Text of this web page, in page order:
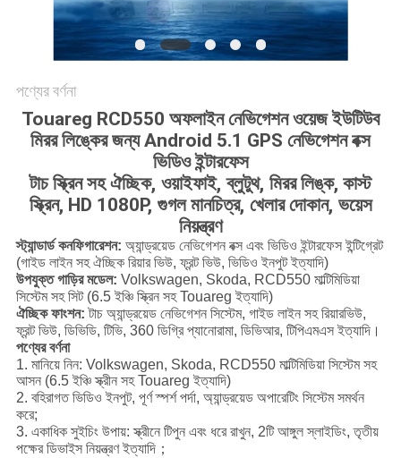
পণ্যের বর্ণনা
Touareg RCD550 অফলাইন নেভিগেশন ওয়েজ ইউটিউব
মিরর লিঙ্কের জন্য Android 5.1 GPS নেভিগেশন বক্স
ভিডিও ইন্টারফেস
টাচ স্ক্রিন সহ ঐচ্ছিক, ওয়াইফাই, ব্লুটুথ, মিরর লিঙ্ক, কাস্ট
স্ক্রিন, HD 1080P, গুগল মানচিত্র, খেলার দোকান, ভয়েস
নিয়ন্ত্রণ
স্ট্যান্ডার্ড কনফিগারেশন: অ্যান্ড্রয়েড নেভিগেশন বক্স এবং ভিডিও ইন্টারফেস ইন্টিগ্রেট
(গাইড লাইন সহ ঐচ্ছিক রিয়ার ভিউ, ফ্রন্ট ভিউ, ভিডিও ইনপুট ইত্যাদি)
উপযুক্ত গাড়ির মডেল: Volkswagen, Skoda, RCD550 মাল্টিমিডিয়া
সিস্টেম সহ সিট (6.5 ইঞ্চি স্ক্রিন সহ Touareg ইত্যাদি)
ঐচ্ছিক ফাংশন:টাচ অ্যান্ড্রয়েড নেভিগেশন সিস্টেম, গাইড লাইন সহ রিয়ারভিউ,
ফ্রন্ট ভিউ, ডিভিডি, টিভি, 360 ডিগ্রি প্যানোরামা, ডিভিআর, টিপিএমএস ইত্যাদি।
পণ্যের বর্ণনা
1. মানিয়ে নিন: Volkswagen, Skoda, RCD550 মাল্টিমিডিয়া সিস্টেম সহ
আসন (6.5 ইঞ্চি স্ক্রীন সহ Touareg ইত্যাদি)
2. বহিরাগত ভিডিও ইনপুট, পূর্ণ স্পর্শ পর্দা, অ্যান্ড্রয়েড অপারেটিং সিস্টেম সমর্থন
করে;
3. একাধিক সুইচিং উপায়: স্ক্রীনে টিপুন এবং ধরে রাখুন, 2টি আঙ্গুল স্লাইডিং, তৃতীয়
পক্ষের ডিভাইস নিয়ন্ত্রণ ইত্যাদি；